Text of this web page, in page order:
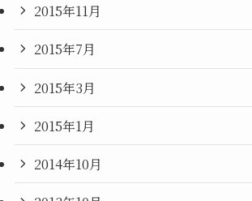
2015年11月
2015年7月
2015年3月
2015年1月
2014年10月